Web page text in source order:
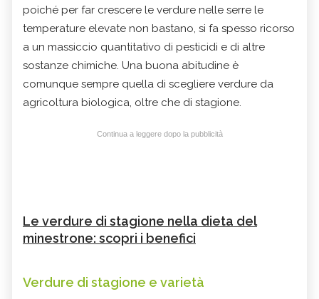
poiché per far crescere le verdure nelle serre le
temperature elevate non bastano, si fa spesso ricorso
a un massiccio quantitativo di pesticidi e di altre
sostanze chimiche. Una buona abitudine è
comunque sempre quella di scegliere verdure da
agricoltura biologica, oltre che di stagione.
Continua a leggere dopo la pubblicità
Le verdure di stagione nella dieta del
minestrone: scopri i benefici
Verdure di stagione e varietà